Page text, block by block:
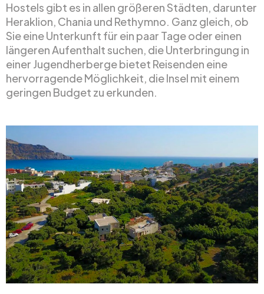
Hostels gibt es in allen größeren Städten, darunter
Heraklion, Chania und Rethymno. Ganz gleich, ob
Sie eine Unterkunft für ein paar Tage oder einen
längeren Aufenthalt suchen, die Unterbringung in
einer Jugendherberge bietet Reisenden eine
hervorragende Möglichkeit, die Insel mit einem
geringen Budget zu erkunden.